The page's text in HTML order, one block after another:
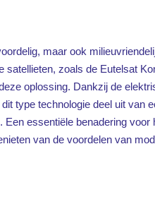
maar ook
satellieten, zoals de Eutelsat
oplossing. Dankzij de
type technologie deel uit van
essentiële benadering voor
van de voordelen van